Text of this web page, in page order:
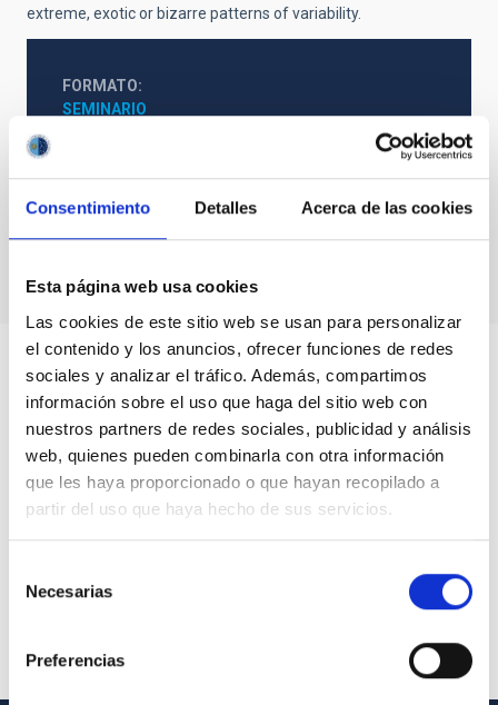
Consentimiento Detalles Acerca de las cookies
Esta página web usa cookies
Las cookies de este sitio web se usan para personalizar
el contenido y los anuncios, ofrecer funciones de redes
sociales y analizar el tráfico. Además, compartimos
información sobre el uso que haga del sitio web con
nuestros partners de redes sociales, publicidad y análisis
web, quienes pueden combinarla con otra información
que les haya proporcionado o que hayan recopilado a
partir del uso que haya hecho de sus servicios.
Necesarias
Preferencias
extreme, exotic or bizarre patterns of variability.
FORMATO
SEMINARIO
Vídeo de la charla